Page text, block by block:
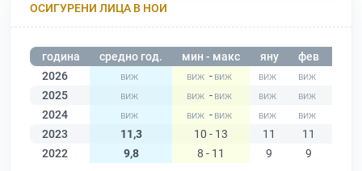
ОСИГУРЕНИ ЛИЦА В НОИ
година средно год. мин - макс яну фев
2026
-
2025
-
2024
-
2023
11,3 10 - 13 11 11
2022
9,8 8 - 11 9 9